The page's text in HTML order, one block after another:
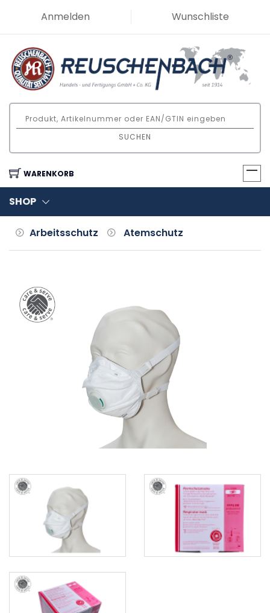
Anmelden Wunschliste
SUCHEN
WARENKORB
SHOP
Arbeitsschutz Atemschutz